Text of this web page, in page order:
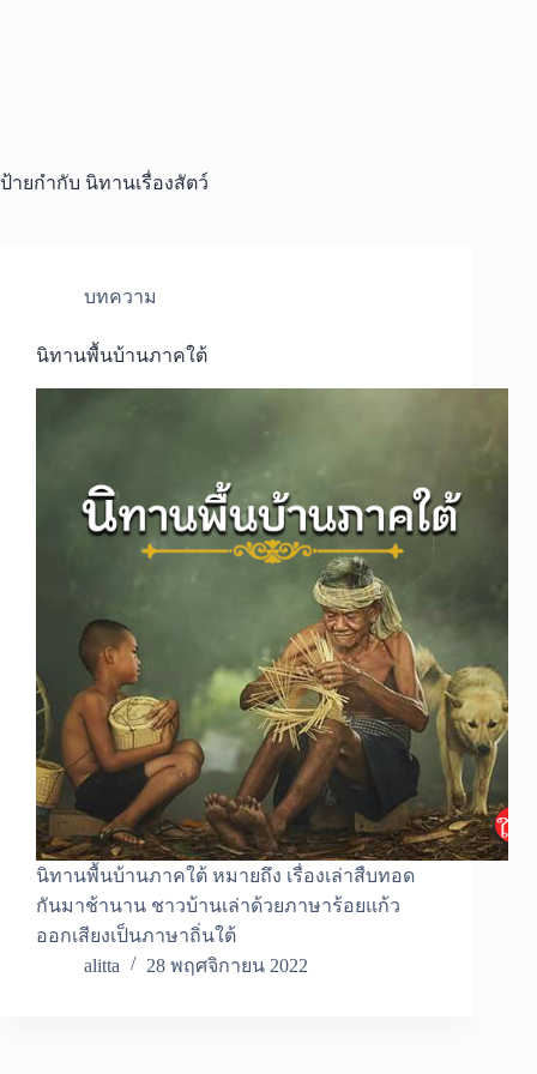
ป้ายกำกับ นิทานเรื่องสัตว์
บทความ
นิทานพื้นบ้านภาคใต้
นิทานพื้นบ้านภาคใต้ หมายถึง เรื่องเล่าสืบทอด
กันมาช้านาน ชาวบ้านเล่าด้วยภาษาร้อยแก้ว
ออกเสียงเป็นภาษาถิ่นใต้
alitta
28 พฤศจิกายน 2022